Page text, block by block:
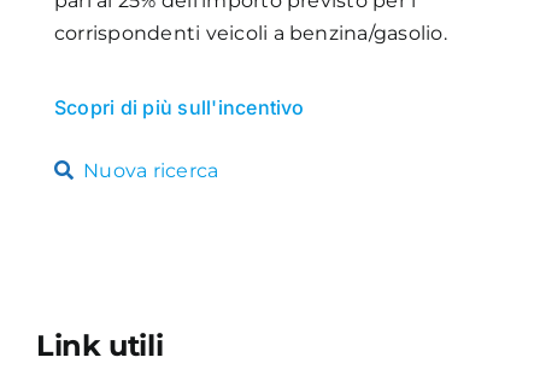
corrispondenti veicoli a benzina/gasolio.
Scopri di più sull'incentivo
Nuova ricerca
Link utili